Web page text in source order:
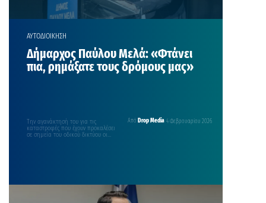
ΑΥΤΟΔΙΟΙΚΗΣΗ
Δήμαρχος Παύλου Μελά: «Φτάνει
πια, ρημάξατε τους δρόμους μας»
Από Drop Media 4 Φεβρουαρίου 2026
Την αγανάκτησή του για τις
καταστροφές που έχουν προκαλέσει
σε σημεία του οδικού δικτύου οι
επεμβάσεις των παρόχων…